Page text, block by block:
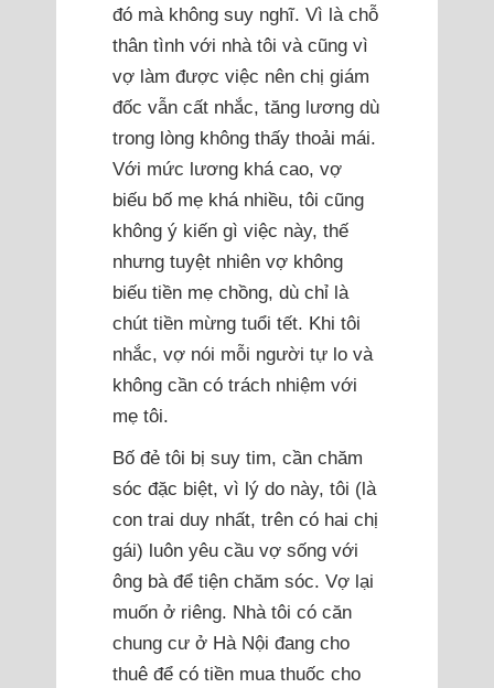
đó mà không suy nghĩ. Vì là chỗ
thân tình với nhà tôi và cũng vì
vợ làm được việc nên chị giám
đốc vẫn cất nhắc, tăng lương dù
trong lòng không thấy thoải mái.
Với mức lương khá cao, vợ
biếu bố mẹ khá nhiều, tôi cũng
không ý kiến gì việc này, thế
nhưng tuyệt nhiên vợ không
biếu tiền mẹ chồng, dù chỉ là
chút tiền mừng tuổi tết. Khi tôi
nhắc, vợ nói mỗi người tự lo và
không cần có trách nhiệm với
mẹ tôi.
Bố đẻ tôi bị suy tim, cần chăm
sóc đặc biệt, vì lý do này, tôi (là
con trai duy nhất, trên có hai chị
gái) luôn yêu cầu vợ sống với
ông bà để tiện chăm sóc. Vợ lại
muốn ở riêng. Nhà tôi có căn
chung cư ở Hà Nội đang cho
thuê để có tiền mua thuốc cho